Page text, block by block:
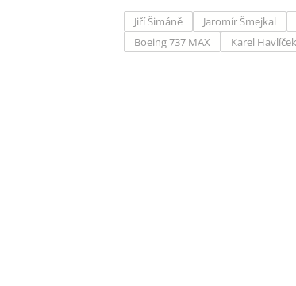
Jiří Šimáně Jaromír Šmejkal
Boeing 737 MAX
Karel Havlíček